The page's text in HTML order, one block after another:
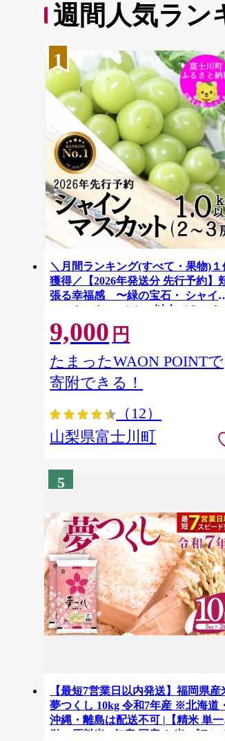
週間人気ラン
1
＼月間ランキング(すべて・果物)１
獲得／【2026年発送分 先行予約】
張る幸福感 〜緑の宝石・ シャイ
マスカット 〜 １ｋｇ以上（２〜３
房） フルーツ 山梨県産 果物 くだも
の シャイン マスカット ぶどう ブド
ウ 葡萄 大粒 種なし 先行予約 富士川
町 10000円 一万円 9000円 九千円
9,000 円
たまったWAON POINTで
寄附できる！
（12）
山梨県富士川町
5
【最短7営業日以内発送】福岡県産
夢つくし 10kg 令和7年産 ※北海道・
沖縄・離島は配送不可 |【精米 単一
単一原料米 7年産 国産 お米 ブラン